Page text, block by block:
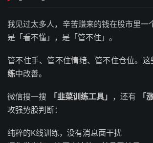
我见过太多人，辛苦赚来的钱在股市里一
是「看不懂」，是「管不住」。
管不住手、管不住情绪、管不住仓位。这
练中改善。
微信搜一搜 「韭菜训练工具」 ，还有 「
攻强势股判断：
纯粹的K线训练，没有消息面干扰